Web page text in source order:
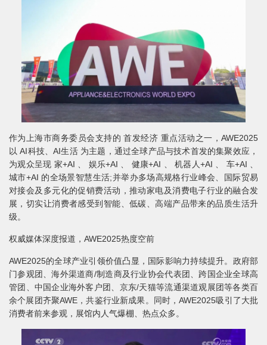
作为上海市商务委员会支持的 首发经济 重点活动之一，AWE2025
以 AI科技、AI生活 为主题，通过全球产品与技术首发的集聚效应，
为观众呈现 家+AI 、 娱乐+AI 、 健康+AI 、 机器人+AI 、 车+AI 、
城市+AI 的全场景智慧生活;并举办多场高规格行业峰会、国际贸易
对接会及多元化的促销费活动，推动家电及消费电子行业的融合发
展，切实让消费者感受到智能、低碳、高端产品带来的品质生活升
级。
权威媒体深度报道，AWE2025热度空前
AWE2025的全球产业引领价值凸显，国际影响力持续提升。政府部
门参观团、海外渠道商/制造商及行业协会代表团、跨国企业全球高
管团、中国企业海外客户团、京东/天猫等流通渠道观展团等各类百
余个展团齐聚AWE，共鉴行业新成果。同时，AWE2025吸引了大批
消费者前来参观，展馆内人气爆棚、热点众多。